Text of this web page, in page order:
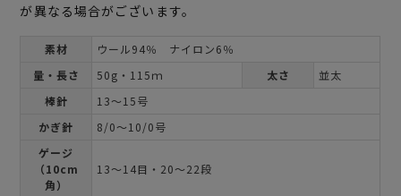
が異なる場合がございます。
素材
ウール94％ ナイロン6％
量・長さ
50g・115ｍ 太さ
並太
棒針
13～15号
かぎ針
8/0～10/0号
ゲージ
（10cm
角）
13～14目・20～22段